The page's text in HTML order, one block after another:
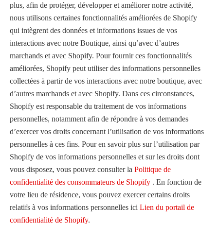
plus, afin de protéger, développer et améliorer notre activité,
nous utilisons certaines fonctionnalités améliorées de Shopify
qui intègrent des données et informations issues de vos
interactions avec notre Boutique, ainsi qu’avec d’autres
marchands et avec Shopify. Pour fournir ces fonctionnalités
améliorées, Shopify peut utiliser des informations personnelles
collectées à partir de vos interactions avec notre boutique, avec
d’autres marchands et avec Shopify. Dans ces circonstances,
Shopify est responsable du traitement de vos informations
personnelles, notamment afin de répondre à vos demandes
d’exercer vos droits concernant l’utilisation de vos informations
personnelles à ces fins. Pour en savoir plus sur l’utilisation par
Shopify de vos informations personnelles et sur les droits dont
vous disposez, vous pouvez consulter la Politique de
confidentialité des consommateurs de Shopify . En fonction de
votre lieu de résidence, vous pouvez exercer certains droits
relatifs à vos informations personnelles ici Lien du portail de
confidentialité de Shopify.